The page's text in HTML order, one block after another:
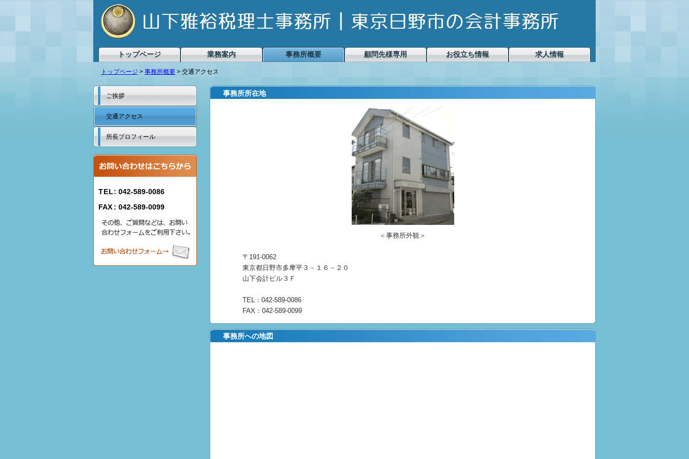
トップページ 業務案内 事務所概要 顧問先様専用 お役立ち情報 求人情報
トップページ > 事務所概要 > 交通アクセス
事務所所在地
＜事務所外観＞
〒191-0062
東京都日野市多摩平３－１６－２０
山下会計ビル３Ｆ
TEL：042-589-0086
FAX：042-589-0099
事務所への地図
ご挨拶
交通アクセス
所長プロフィール
TEL: 042-589-0086
FAX : 042-589-0099